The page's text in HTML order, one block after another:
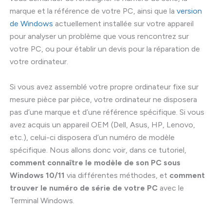
marque et la référence de votre PC, ainsi que la version
de Windows actuellement installée sur votre appareil
pour analyser un problème que vous rencontrez sur
votre PC, ou pour établir un devis pour la réparation de
votre ordinateur.
Si vous avez assemblé votre propre ordinateur fixe sur
mesure pièce par pièce, votre ordinateur ne disposera
pas d’une marque et d’une référence spécifique. Si vous
avez acquis un appareil OEM (Dell, Asus, HP, Lenovo,
etc.), celui-ci disposera d’un numéro de modèle
spécifique. Nous allons donc voir, dans ce tutoriel,
comment connaître le modèle de son PC sous
Windows 10/11 via différentes méthodes, et comment
trouver le numéro de série de votre PC avec le
Terminal Windows.